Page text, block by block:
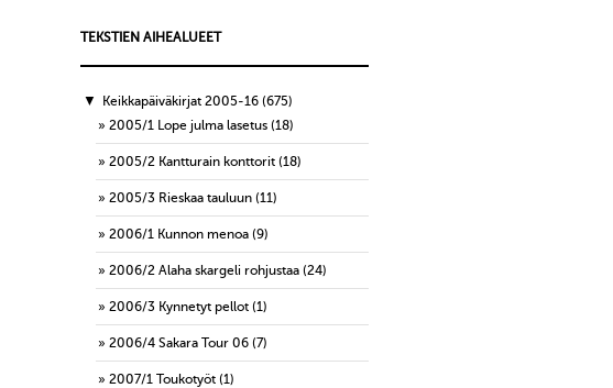
TEKSTIEN AIHEALUEET
▼ Keikkapäiväkirjat 2005-16 (675)
2005/1 Lope julma lasetus (18)
2005/2 Kantturain konttorit (18)
2005/3 Rieskaa tauluun (11)
2006/1 Kunnon menoa (9)
2006/2 Alaha skargeli rohjustaa (24)
2006/3 Kynnetyt pellot (1)
2006/4 Sakara Tour 06 (7)
2007/1 Toukotyöt (1)